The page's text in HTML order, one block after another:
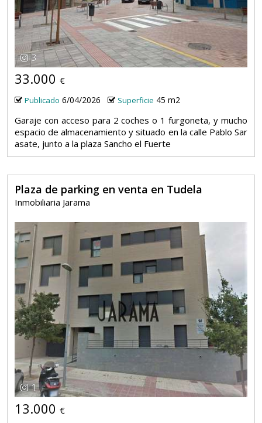
3
33.000 €
Publicado 6/04/2026 Superficie 45 m2
Garaje con acceso para 2 coches o 1 furgoneta, y mucho
espacio de almacenamiento y situado en la calle Pablo Sar
asate, junto a la plaza Sancho el Fuerte
Plaza de parking en venta en Tudela
Inmobiliaria Jarama
1
13.000 €